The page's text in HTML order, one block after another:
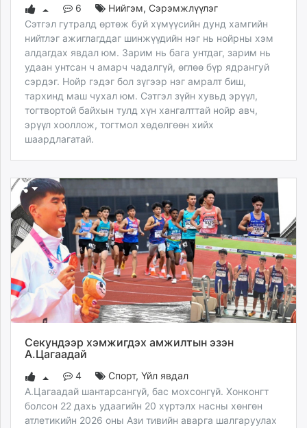
itoim.mn
tumen.mn
shuum.mn
tvmongolia.mn
mass.mn
unegui.mn
assa.mn
toim.mn
paparazzi.mn
unread.today
6 Нийгэм, Сэрэмжлүүлэг
Сэтгэл гутралд өртөж буй хүмүүсийн дунд хамгийн
нийтлэг ажиглагддаг шинжүүдийн нэг нь нойрны хэм
алдагдах явдал юм. Зарим нь бага унтдаг, зарим нь
удаан унтсан ч амарч чадалгүй, өглөө бүр ядрангуй
сэрдэг. Нойр гэдэг бол зүгээр нэг амралт биш,
тархинд маш чухал юм. Сэтгэл зүйн хувьд эрүүл,
тогтвортой байхын тулд хүн хангалттай нойр авч,
эрүүл хооллож, тогтмол хөдөлгөөн хийх
шаардлагатай.
Секундээр хэмжигдэх амжилтын эзэн
А.Цагаадай
4 Спорт,Үйл явдал
А.Цагаадай шантарсангүй, бас мохсонгүй. Хонконгт
болсон 22 дахь удаагийн 20 хүртэлх насны хөнгөн
атлетикийн 2026 оны Ази тивийн аварга шалгаруулах